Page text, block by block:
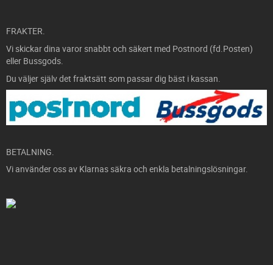
FRAKTER.
Vi skickar dina varor snabbt och säkert med Postnord (fd.Posten)
eller Bussgods.
Du väljer själv det fraktsätt som passar dig bäst i kassan.
BETALNING.
Vi använder oss av Klarnas säkra och enkla betalningslösningar.